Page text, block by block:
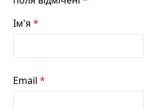
Ім'я*
Email*